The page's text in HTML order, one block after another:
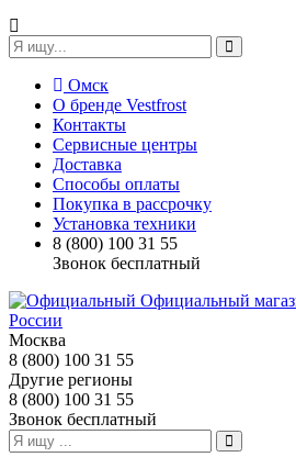
Омск
О бренде Vestfrost
Контакты
Сервисные центры
Доставка
Способы оплаты
Покупка в рассрочку
Установка техники
8 (800) 100 31 55
Звонок бесплатный
Москва
8 (800) 100 31 55
Другие регионы
8 (800) 100 31 55
Звонок бесплатный